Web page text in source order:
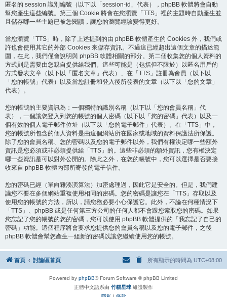
匿名的 session 識別編號（以下以「session-id」代表），phpBB 軟體將會自動
幫您產生這些編號。第三個 Cookie 將會在您瀏覽「TTS」裡的主題時自動產生並
且儲存哪一些主題已被您閱讀，讓您的瀏覽經驗變得更好。
當您瀏覽「TTS」時，除了上述提到的由 phpBB 軟體產生的 Cookies 外，我們或
許也會使用其它的外部 Cookies 來儲存資訊。不過這已經超出這個文章的描述範
圍，在此，我們僅會說明與 phpBB 軟體相關的部分。第二個收集您的個人資料的
方式則是需要由您親自提供給我們。這些可能是（包括但不限於）以匿名用戶的
方式發表文章（以下以「匿名文章」代表）、在「TTS」註冊為會員（以下以
「您的帳號」代表）以及當您註冊和登入後所發表的文章（以下以「您的文章」
代表）。
您的帳號的主要資訊為：一個獨特的識別名稱（以下以「您的會員名稱」代
表），一個讓您登入到您的帳號的個人密碼（以下以「您的密碼」代表）以及一
個有效的個人電子郵件位址（以下以「您的電子郵件」代表）。在「TTS」中，
您的帳號所包含的個人資料是由這個網站所在國家或地域的資料保護法所保護。
除了您的會員名稱、您的密碼以及您的電子郵件以外，我們有權決定哪一些額外
資訊是您必須或非必須提供給「TTS」的。這些非必須的額外資訊，您有權決定
哪一些資訊是可以對外公開的。除此之外，在您的帳號中，您可以選擇是否要接
收來自 phpBB 軟體內部所寄發的電子信件。
您的密碼已經（單向雜湊演算法）加密處理過，因此它是安全的。但是，我們建
議您不要在多個網站重複使用相同的密碼。您的密碼是讓您在「TTS」存取以及
使用您的帳號的方法，所以，請您務必要小心保護它。此外，不論在何種情況下
「TTS」、phpBB 或是任何第三方公司的任何人都不會跟您索取您的密碼。如果
您忘記了您的帳號的您的密碼，您可以使用 phpBB 軟體提供的「我忘記了自己的
密碼」功能。這個程序將會要求您提供您的會員名稱以及您的電子郵件，之後
phpBB 軟體會幫您產生一組新的密碼以讓您繼續使用您的帳號。
首頁 討論區首頁 所有顯示的時間為 UTC+08:00
Powered by phpBB® Forum Software © phpBB Limited
正體中文語系由 竹貓星球 維護製作